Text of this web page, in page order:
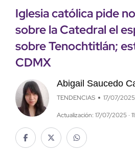
Iglesia católica pide
sobre la Catedral el
sobre Tenochtitlán;
CDMX
Abigail Saucedo
TENDENCIAS 17/07/2025
Actualización: 17/07/2025 ·